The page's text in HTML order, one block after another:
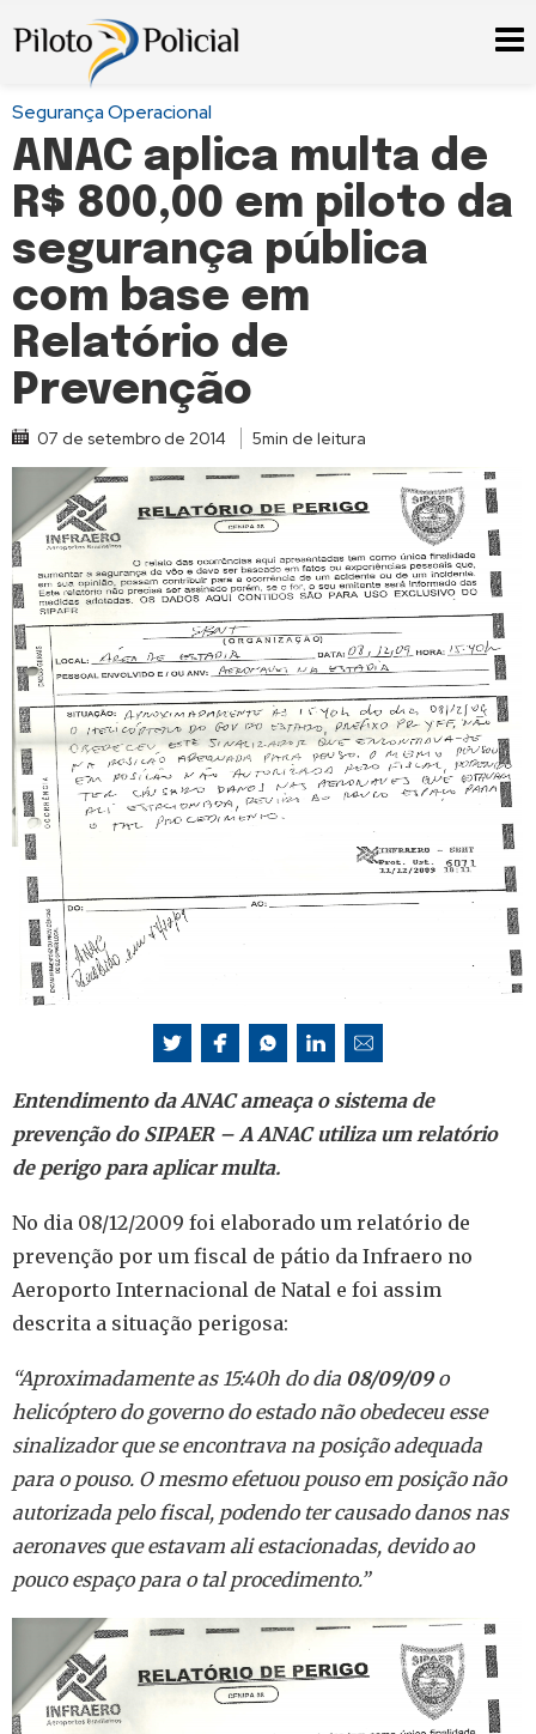
Segurança Operacional
ANAC aplica multa de
R$ 800,00 em piloto da
segurança pública
com base em
Relatório de
Prevenção
07 de setembro de 2014 5min de leitura
Entendimento da ANAC ameaça o sistema de
prevenção do SIPAER – A ANAC utiliza um relatório
de perigo para aplicar multa.
No dia 08/12/2009 foi elaborado um relatório de
prevenção por um fiscal de pátio da Infraero no
Aeroporto Internacional de Natal e foi assim
descrita a situação perigosa:
“Aproximadamente as 15:40h do dia 08/09/09o
helicóptero do governo do estado não obedeceu esse
sinalizador que se encontrava na posição adequada
para o pouso. O mesmo efetuou pouso em posição não
autorizada pelo fiscal, podendo ter causado danos nas
aeronaves que estavam ali estacionadas, devido ao
pouco espaço para o tal procedimento.”